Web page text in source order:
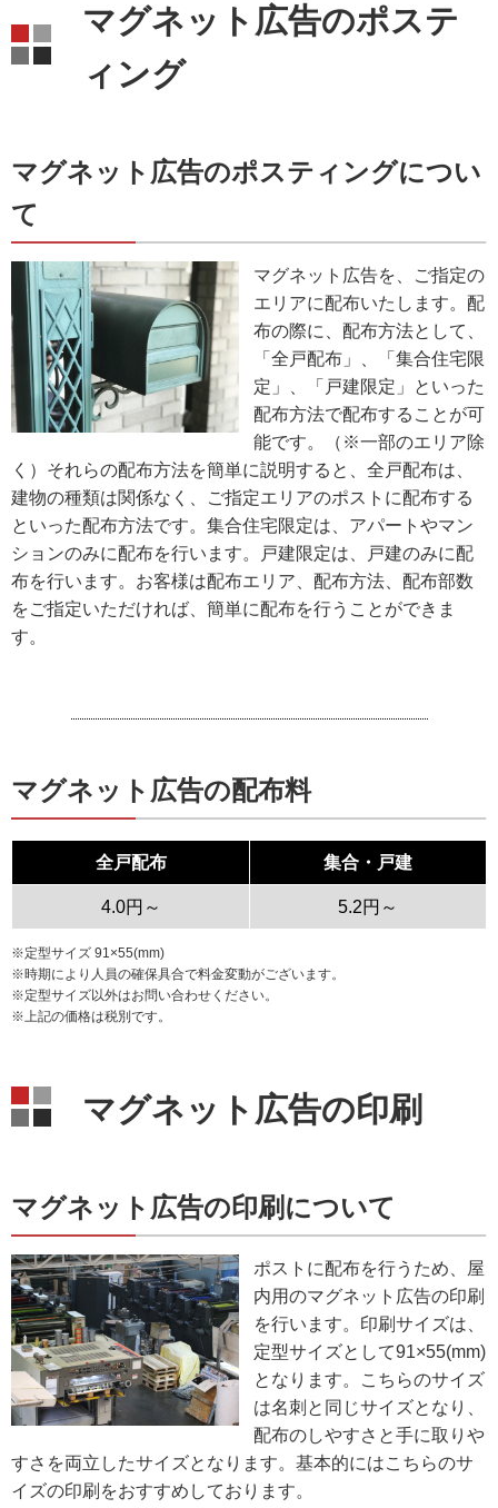
マグネット広告のポステ
ィング
マグネット広告のポスティングについ
て
マグネット広告を、ご指定の
エリアに配布いたします。配
布の際に、配布方法として、
「全戸配布」、「集合住宅限
定」、「戸建限定」といった
配布方法で配布することが可
能です。（※一部のエリア除
く）それらの配布方法を簡単に説明すると、全戸配布は、
建物の種類は関係なく、ご指定エリアのポストに配布する
といった配布方法です。集合住宅限定は、アパートやマン
ションのみに配布を行います。戸建限定は、戸建のみに配
布を行います。お客様は配布エリア、配布方法、配布部数
をご指定いただければ、簡単に配布を行うことができま
す。
マグネット広告の配布料
全戸配布 集合・戸建
4.0円～ 5.2円～
※定型サイズ 91×55(mm)
※時期により人員の確保具合で料金変動がございます。
※定型サイズ以外はお問い合わせください。
※上記の価格は税別です。
マグネット広告の印刷
マグネット広告の印刷について
ポストに配布を行うため、屋
内用のマグネット広告の印刷
を行います。印刷サイズは、
定型サイズとして91×55(mm)
となります。こちらのサイズ
は名刺と同じサイズとなり、
配布のしやすさと手に取りや
すさを両立したサイズとなります。基本的にはこちらのサ
イズの印刷をおすすめしております。